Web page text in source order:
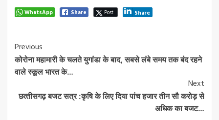
WhatsApp Share Post Share
Post
Navigation
Previous
कोरोना महामारी के चलते युगांडा के बाद, सबसे लंबे समय तक बंद रहने
वाले स्कूल भारत के…
Next
छत्‍तीसगढ़ बजट सत्र :कृषि के लिए दिया पांच हजार तीन सौ करोड़ से
अधिक का बजट…